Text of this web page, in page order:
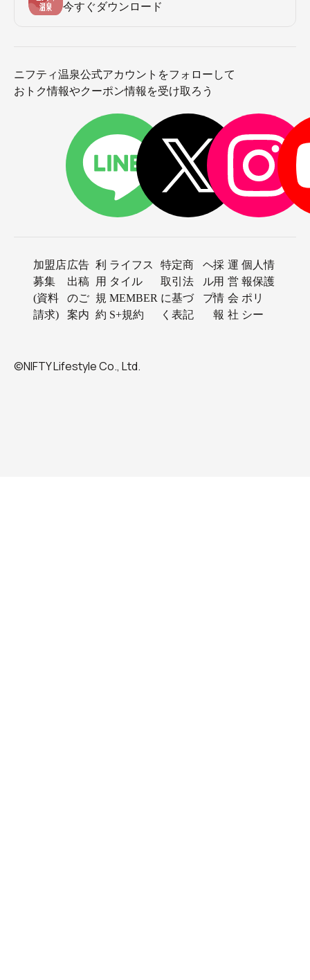
今すぐダウンロード
ニフティ温泉公式アカウントをフォローして
おトク情報やクーポン情報を受け取ろう
加盟店
募集
(資料
請求)
広告
出稿
のご
案内
利
用
規
約
ライフス
タイル
MEMBER
S+規約
特定商
取引法
に基づ
く表記
ヘ
ル
プ
採
用
情
報
運
営
会
社
個人情
報保護
ポリ
シー
©NIFTY Lifestyle Co., Ltd.